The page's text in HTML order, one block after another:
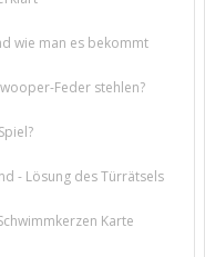
wie man es bekommt
Feder stehlen?
- Lösung des Türrätsels
Karte